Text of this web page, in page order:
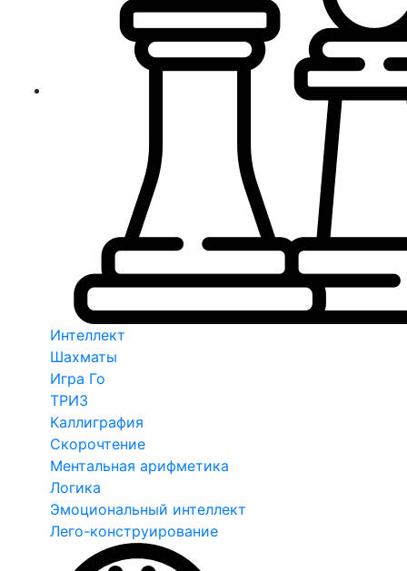
Интеллект
Шахматы
Игра Го
ТРИЗ
Каллиграфия
Скорочтение
Ментальная арифметика
Логика
Эмоциональный интеллект
Лего-конструирование